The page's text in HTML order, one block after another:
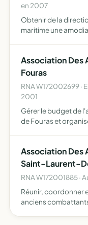
en 2007
Obtenir de la
maritime une
Association Des
Fouras
RNA W172002699 ·
2001
Gérer le budget de
de Fouras et
Association Des
Saint-Laurent-
RNA W172001885 ·
Réunir, coordonner
anciens